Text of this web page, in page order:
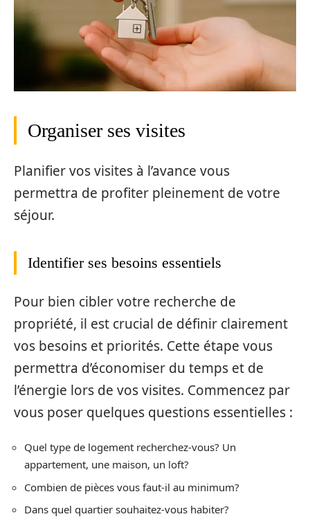
Organiser ses visites
Planifier vos visites à l’avance vous
permettra de profiter pleinement de votre
séjour.
Identifier ses besoins essentiels
Pour bien cibler votre recherche de
propriété, il est crucial de définir clairement
vos besoins et priorités. Cette étape vous
permettra d’économiser du temps et de
l’énergie lors de vos visites. Commencez par
vous poser quelques questions essentielles :
Quel type de logement recherchez-vous? Un
appartement, une maison, un loft?
Combien de pièces vous faut-il au minimum?
Dans quel quartier souhaitez-vous habiter?